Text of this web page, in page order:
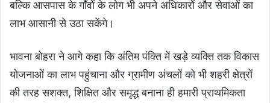
बल्कि आसपास के गाँवों के लोग भी अपने अधिकारों और सेवाओं का
लाभ आसानी से उठा सकेंगे।
भावना बोहरा ने आगे कहा कि अंतिम पंक्ति में खड़े व्यक्ति तक विकास
योजनाओं का लाभ पहुंचाना और ग्रामीण अंचलों को भी शहरी क्षेत्रों
की तरह सशक्त, शिक्षित और समृद्ध बनाना ही हमारी प्राथमिकता